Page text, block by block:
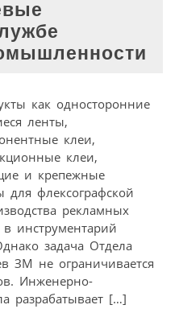
как односторонние
ленты,
клеи,
клеи,
и крепежные
флексографской
рекламных
инструментарий
задача Отдела
ЗМ не ограничивается
Инженерно-
разрабатывает […]